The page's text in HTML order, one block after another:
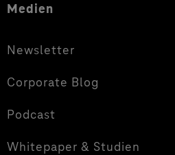
Medien
Newsletter
Corporate Blog
Podcast
Whitepaper & Studien